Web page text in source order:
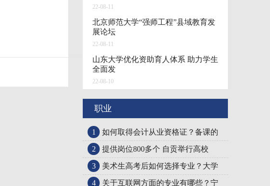
22-08-11
北京师范大学“强师工程”县域教育发
展论坛
22-08-11
山东大学优化资助育人体系 助力学生
全面发
22-08-10
职业
1 如何取得会计从业资格证？备课的
2 提供岗位800多个 自贡举行高校
3 美术生高考后如何选择专业？大学
4 关于互联网方面的专业有哪些？宁